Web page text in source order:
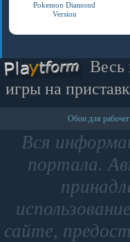
Pokemon Diamond
Version
Весь
игры на
Обои для
Вся
портала.
сайте,